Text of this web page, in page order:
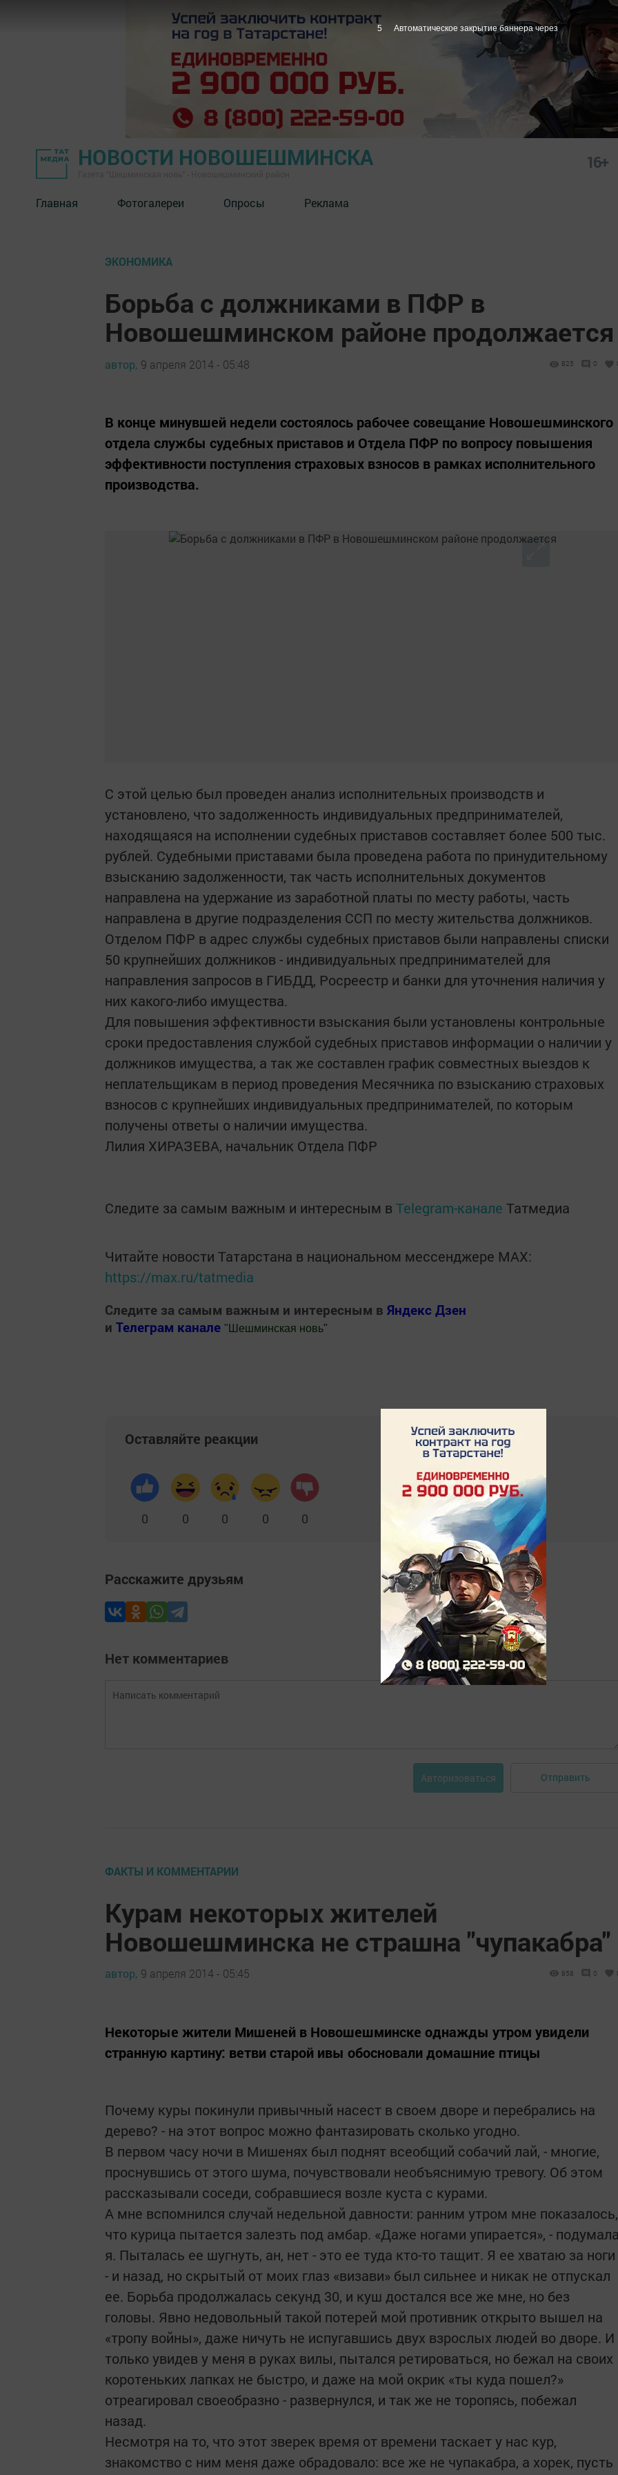
НОВОСТИ НОВОШЕШМИНСКА 16+
Главная Фотогалереи Опросы Реклама
ЭКОНОМИКА
Борьба с должниками в ПФР в
Новошешминском районе продолжается
автор, 9 апреля 2014 - 05:48 825 0
В конце минувшей недели состоялось рабочее совещание Новошешминского
отдела службы судебных приставов и Отдела ПФР по вопросу повышения
эффективности поступления страховых взносов в рамках исполнительного
производства.
С этой целью был проведен анализ исполнительных производств и
установлено, что задолженность индивидуальных предпринимателей,
находящаяся на исполнении судебных приставов составляет более 500 тыс.
рублей. Судебными приставами была проведена работа по принудительному
взысканию задолженности, так часть исполнительных документов
направлена на удержание из заработной платы по месту работы, часть
направлена в другие подразделения ССП по месту жительства должников.
Отделом ПФР в адрес службы судебных приставов были направлены списки
50 крупнейших должников - индивидуальных предпринимателей для
направления запросов в ГИБДД, Росреестр и банки для уточнения наличия у
них какого-либо имущества.
Для повышения эффективности взыскания были установлены контрольные
сроки предоставления службой судебных приставов информации о наличии у
должников имущества, а так же составлен график совместных выездов к
неплательщикам в период проведения Месячника по взысканию страховых
взносов с крупнейших индивидуальных предпринимателей, по которым
получены ответы о наличии имущества.
Лилия ХИРАЗЕВА, начальник Отдела ПФР
Следите за самым важным и интересным в Telegram-канале Татмедиа
Читайте новости Татарстана в национальном мессенджере MАХ:
https://max.ru/tatmedia
Следите за самым важным и интересным в Яндекс Дзен
и Телеграм канале " Шешминская новь"
Оставляйте реакции
0 0 0 0 0
Расскажите друзьям
Нет комментариев
Авторизоваться Отправить
ФАКТЫ И КОММЕНТАРИИ
Курам некоторых жителей
Новошешминска не страшна "чупакабра"
автор, 9 апреля 2014 - 05:45 858 0
Некоторые жители Мишеней в Новошешминске однажды утром увидели
странную картину: ветви старой ивы обосновали домашние птицы
Почему куры покинули привычный насест в своем дворе и перебрались на
дерево? - на этот вопрос можно фантазировать сколько угодно.
В первом часу ночи в Мишенях был поднят всеобщий собачий лай, - многие,
проснувшись от этого шума, почувствовали необъяснимую тревогу. Об этом
рассказывали соседи, собравшиеся возле куста с курами.
А мне вспомнился случай недельной давности: ранним утром мне показалось,
что курица пытается залезть под амбар. «Даже ногами упирается», -
я. Пыталась ее шугнуть, ан, нет - это ее туда кто-то тащит. Я ее хватаю за ноги
- и назад, но скрытый от моих глаз «визави» был сильнее и никак не отпускал
ее. Борьба продолжалась секунд 30, и куш достался все же мне, но без
головы. Явно недовольный такой потерей мой противник открыто вышел на
«тропу войны», даже ничуть не испугавшись двух взрослых людей во дворе. И
только увидев у меня в руках вилы, пытался ретироваться, но бежал на своих
коротеньких лапках не быстро, и даже на мой окрик «ты куда пошел?»
отреагировал своеобразно - развернулся, и так же не торопясь, побежал
назад.
Несмотря на то, что этот зверек время от времени таскает у нас кур,
знакомство с ним меня даже обрадовало: все же не чупакабра, а хорек, пусть
4 Автоматическое закрытие баннера через